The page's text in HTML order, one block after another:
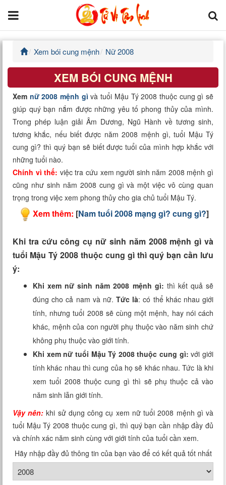
Trang chủ
Tử Vi Đẩu Số
Tử Vi 12 Con Giáp
Phong thủy
Kinh Dịch
Văn Hoa Tâm linh
Xem ngày
Xem bói
Tướng số
Cung hoàng đạo
Xem bói cung mệnh Nữ 2008
XEM BÓI CUNG MỆNH
Xem nữ 2008 mệnh gì và tuổi Mậu Tý 2008 thuộc cung gì sẽ
giúp quý bạn nắm được những yêu tố phong thủy của mình.
Trong phép luận giải Âm Dương, Ngũ Hành về tương sinh,
tương khắc, nếu biết được năm 2008 mệnh gì, tuổi Mậu Tý
cung gì? thì quý bạn sẽ biết được tuổi của mình hợp khắc với
những tuổi nào.
Chính vì thế: việc tra cứu xem người sinh năm 2008 mệnh gì
cũng như sinh năm 2008 cung gì và một việc vô cùng quan
trọng trong việc xem phong thủy cho gia chủ tuổi Mậu Tý.
Xem thêm: [Nam tuổi 2008 mạng gì? cung gì?]
Khi tra cứu công cụ nữ sinh năm 2008 mệnh gì và
tuổi Mậu Tý 2008 thuộc cung gì thì quý bạn cần lưu
ý:
Khi xem nữ sinh năm 2008 mệnh gì: thì kết quả sẽ
đúng cho cả nam và nữ. Tức là: có thể khác nhau giới
tính, nhưng tuổi 2008 sẽ cùng một mệnh, hay nói cách
khác, mệnh của con người phụ thuộc vào năm sinh chứ
không phụ thuộc vào giới tính.
Khi xem nữ tuổi Mậu Tý 2008 thuộc cung gì: với giới
tính khác nhau thì cung của họ sẽ khác nhau. Tức là khi
xem tuổi 2008 thuộc cung gì thì sẽ phụ thuộc cả vào
năm sinh lẫn giới tính.
Vậy nên: khi sử dụng công cụ xem nữ tuổi 2008 mệnh gì và
tuổi Mậu Tý 2008 thuộc cung gì, thì quý bạn cần nhập đầy đủ
và chính xác năm sinh cùng với giới tính của tuổi cần xem.
Hãy nhập đầy đủ thông tin của bạn vào để có kết quả tốt nhất